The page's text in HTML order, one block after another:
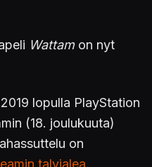
Wattamon nyt
lopulla PlayStation
(18. joulukuuta)
on